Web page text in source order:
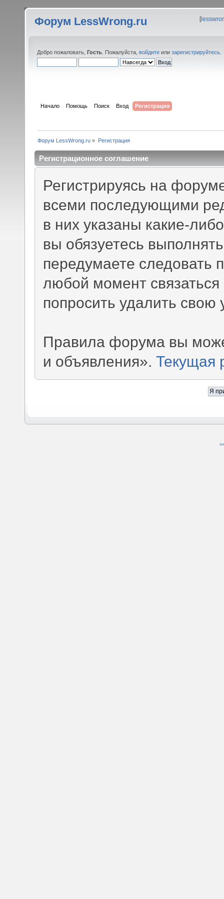
Форум LessWrong.ru [
Добро пожаловать, Гость . Пожалуйста, войдите или зарегистрируйтесь
Начало Помощь Поиск Вход Регистрация
Форум LessWrong.ru » Регистрация
Регистрационное соглашение
Регистрируясь на
всеми последующими
в них указаны какие-
вы обязуетесь
передумаете
любой момент
попросить удалить
Правила форума вы
и объявления».Текущая